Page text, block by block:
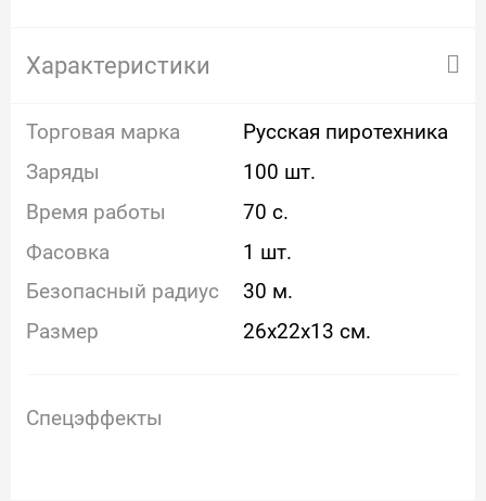
Характеристики
Торговая марка
Русская пиротехника
Заряды
100 шт.
Время работы
70 с.
Фасовка
1 шт.
Безопасный радиус
30 м.
Размер
26x22x13 см.
Спецэффекты